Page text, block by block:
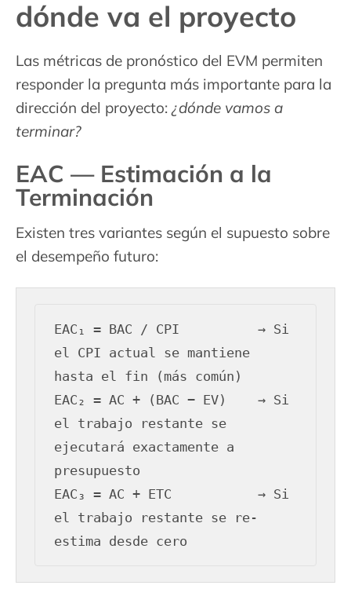
dónde va el proyecto
Las métricas de pronóstico del EVM permiten
responder la pregunta más importante para la
dirección del proyecto: ¿dónde vamos a
terminar?
EAC — Estimación a la
Terminación
Existen tres variantes según el supuesto sobre
el desempeño futuro:
EAC₁ = BAC / CPI          → Si
el CPI actual se mantiene
hasta el fin (más común)
EAC₂ = AC + (BAC − EV)    → Si
el trabajo restante se
ejecutará exactamente a
presupuesto
EAC₃ = AC + ETC           → Si
el trabajo restante se re-